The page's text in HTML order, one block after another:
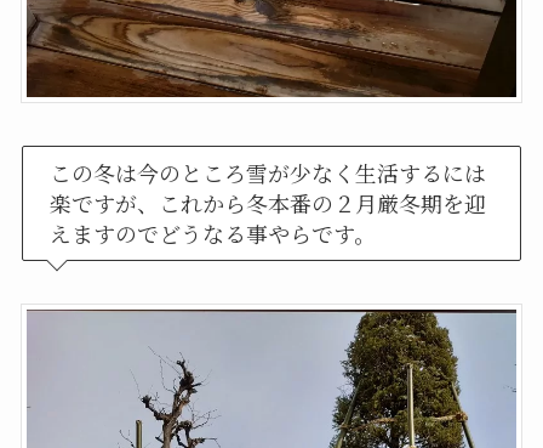
この冬は今のところ雪が少なく生活するには
楽ですが、これから冬本番の２月厳冬期を迎
えますのでどうなる事やらです。